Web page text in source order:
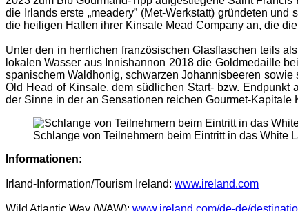
die Irlands erste „meadery” (Met-Werkstatt) gründeten
die heiligen Hallen ihrer Kinsale Mead Company an, die
Unter den in herrlichen französischen Glasflaschen teils
lokalen Wasser aus Innishannon 2018 die Goldmedaille
spanischem Waldhonig, schwarzen Johannisbeeren
Old Head of Kinsale, dem südlichen Start- bzw. Endpunkt
der Sinne in der an Sensationen reichen Gourmet-Kapitale
Schlange von Teilnehmern beim Eintritt in das White
Informationen:
Irland-Information/Tourism Ireland: www.ireland.com
Wild Atlantic Way (WAW): www.ireland.com/de-de/